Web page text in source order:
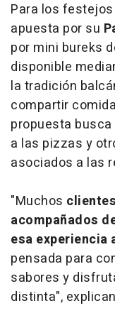
Para los
apuesta por su
por mini bureks
disponible
la tradición
compartir
propuesta
a las pizzas y
asociados a las
"Muchos clientes
acompañados
esa experiencia
pensada para
sabores y
distinta",